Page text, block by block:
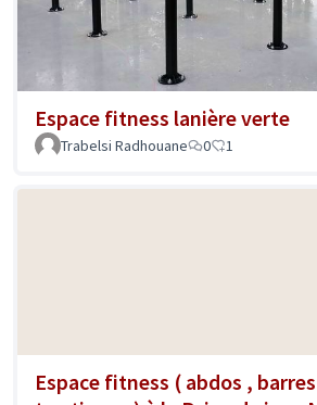
Espace fitness lanière verte
Trabelsi Radhouane
0 1
Espace fitness ( abdos ,